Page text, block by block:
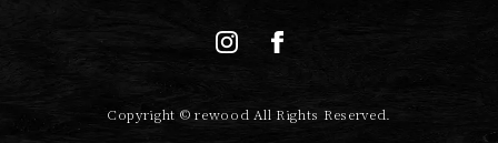
Copyright © rewood All Rights Reserved.